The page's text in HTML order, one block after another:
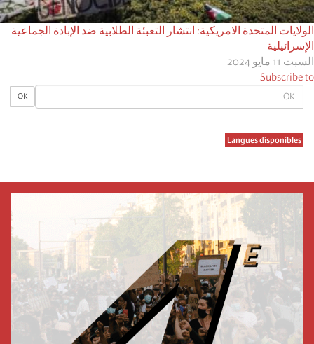
OK
OK
Langues disponibles
الولايات المتحدة الامريكية: انتشار التعبئة الطلابية ضد الإبادة الجماعية
الإسرائيلية
السبت 11 مايو 2024
Subscribe to